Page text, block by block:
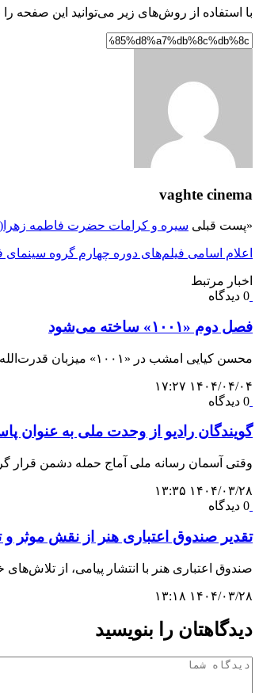
با استفاده از روش‌های زیر می‌توانید این صفحه را
vaghte cinema
«پست قبلی سیره و کرامات حضرت فاطمه
اعلام اسامی فیلم‌های دوره چهارم گروه سینمای
اخبار مرتبط
0 دیدگاه
فصل دوم «۱۰۰۱» ساخته می‌شود
محسن کیایی امشب در «۱۰۰۱» میزبان قدرت‌الله ایزدی است. به گزارش رسیده،…
۱۴۰۴/۰۴/۰۴ ۱۷:۲۷
0 دیدگاه
گویندگان رادیو از وحدت ملی به عنوان
وقتی آسمان رسانه ملی آماج حمله دشمن
۱۴۰۴/۰۳/۲۸ ۱۳:۳۵
0 دیدگاه
تقدیر صندوق اعتباری هنر از نقش
صندوق اعتباری هنر با انتشار پيامی، از
۱۴۰۴/۰۳/۲۸ ۱۳:۱۸
دیدگاهتان را بنویسید